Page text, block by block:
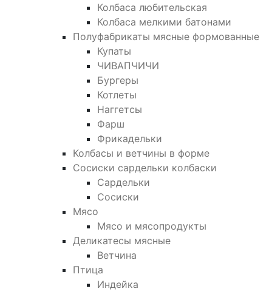
Колбаса любительская
Колбаса мелкими батонами
Полуфабрикаты мясные формованные
Купаты
ЧИВАПЧИЧИ
Бургеры
Котлеты
Наггетсы
Фарш
Фрикадельки
Колбасы и ветчины в форме
Сосиски сардельки колбаски
Сардельки
Сосиски
Мясо
Мясо и мясопродукты
Деликатесы мясные
Ветчина
Птица
Индейка